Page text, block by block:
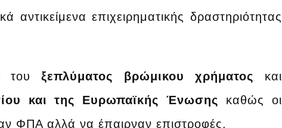
αντικείμενα επιχειρηματικής δραστηριότητας
τουξεπλύματος βρώμικου χρήματος και
και της Ευρωπαϊκής Ένωσης καθώς οι
ΦΠΑ αλλά να έπαιρναν επιστροφές.